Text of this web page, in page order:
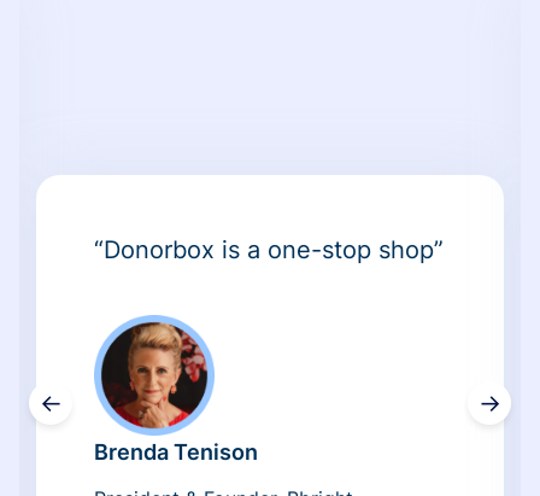
←
“Donorbox is a one-stop shop”
Brenda Tenison
→